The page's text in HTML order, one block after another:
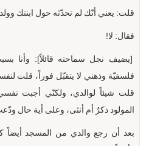
قلت: يعني أنّك لم تحدّثه حول ابنتك
فقال: لا!
[يضيف نجل سماحته قائلاً]: وأنا
فلسفيّة وذهني لا يتقبّل فوراً، قلت
قلت شيئاً لوالدي، ولكنّي أجبت
المولود ذكرٌ أم أنثى، وعلى أية حال
بعد أن رجع والدي من المسجد أيضاً